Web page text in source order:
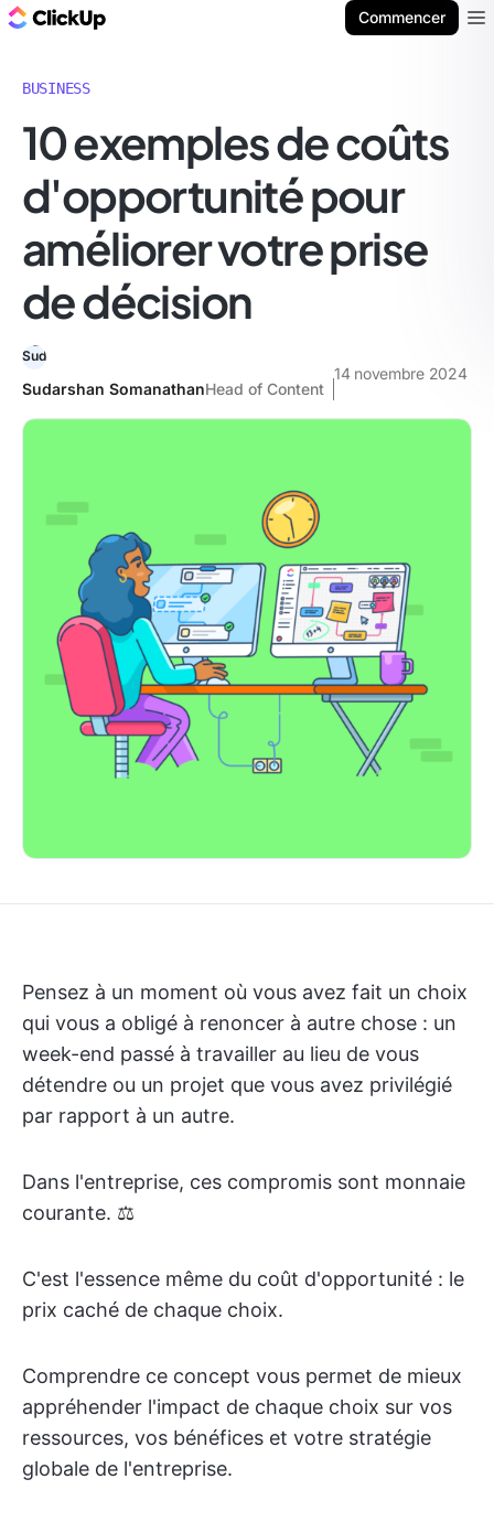
Commencer
BUSINESS
10 exemples de coûts
d'opportunité pour
améliorer votre prise
de décision
Sudarshan SomanathanHead of Content
14 novembre 2024
Pensez à un moment où vous avez fait un choix
qui vous a obligé à renoncer à autre chose : un
week-end passé à travailler au lieu de vous
détendre ou un projet que vous avez privilégié
par rapport à un autre.
Dans l'entreprise, ces compromis sont monnaie
courante. ⚖️
C'est l'essence même du coût d'opportunité : le
prix caché de chaque choix.
Comprendre ce concept vous permet de mieux
appréhender l'impact de chaque choix sur vos
ressources, vos bénéfices et votre stratégie
globale de l'entreprise.